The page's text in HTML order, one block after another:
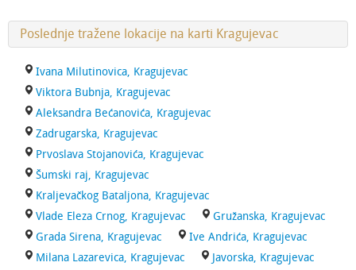
Poslednje tražene lokacije na karti Kragujevac
Ivana Milutinovica, Kragujevac
Viktora Bubnja, Kragujevac
Aleksandra Bećanovića, Kragujevac
Zadrugarska, Kragujevac
Prvoslava Stojanovića, Kragujevac
Šumski raj, Kragujevac
Kraljevačkog Bataljona, Kragujevac
Vlade Eleza Crnog, Kragujevac
Gružanska, Kragujevac
Grada Sirena, Kragujevac
Ive Andrića, Kragujevac
Milana Lazarevica, Kragujevac
Javorska, Kragujevac